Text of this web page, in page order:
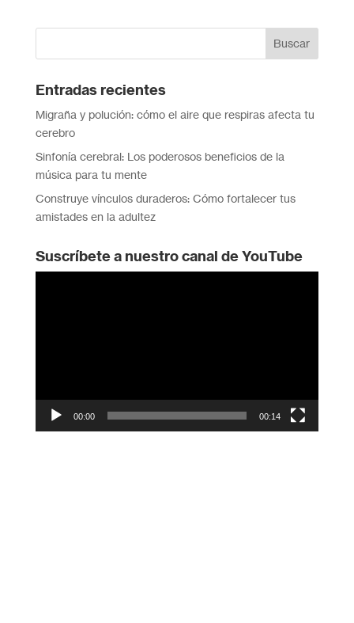
Entradas recientes
Migraña y polución: cómo el aire que respiras afecta tu
cerebro
Sinfonía cerebral: Los poderosos beneficios de la
música para tu mente
Construye vínculos duraderos: Cómo fortalecer tus
amistades en la adultez
Suscríbete a nuestro canal de YouTube
00:00 00:14